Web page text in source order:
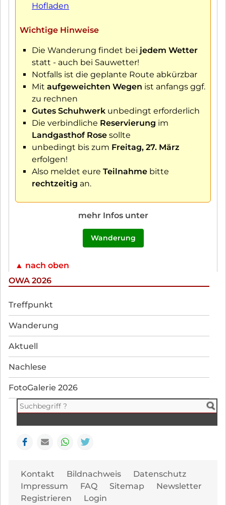
Hofladen
Wichtige Hinweise
Die Wanderung findet bei jedem Wetter
statt - auch bei Sauwetter!
Notfalls ist die geplante Route abkürzbar
Mit aufgeweichten Wegen ist anfangs ggf.
zu rechnen
Gutes Schuhwerk unbedingt erforderlich
Die verbindliche Reservierung im
Landgasthof Rose sollte
unbedingt bis zum Freitag, 27. März
erfolgen!
Also meldet eure Teilnahme bitte
rechtzeitig an.
mehr Infos unter
Wanderung
▲ nach oben
OWA 2026
Navigation
überspringen
Treffpunkt
Wanderung
Aktuell
Nachlese
FotoGalerie 2026
Facebook
E-mail WhatsApp
Kontakt Bildnachweis
Datenschutz
Impressum
FAQ Sitemap
Newsletter
Registrieren
Login